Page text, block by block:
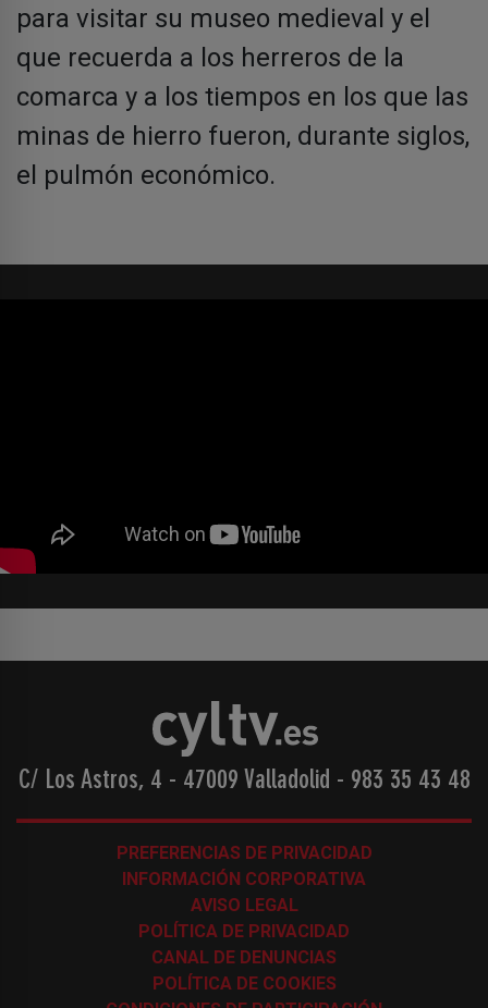
para visitar su museo medieval y el
que recuerda a los herreros de la
comarca y a los tiempos en los que las
minas de hierro fueron, durante siglos,
el pulmón económico.
C/ Los Astros, 4 - 47009 Valladolid - 983 35 43 48
PREFERENCIAS DE PRIVACIDAD
INFORMACIÓN CORPORATIVA
AVISO LEGAL
POLÍTICA DE PRIVACIDAD
CANAL DE DENUNCIAS
POLÍTICA DE COOKIES